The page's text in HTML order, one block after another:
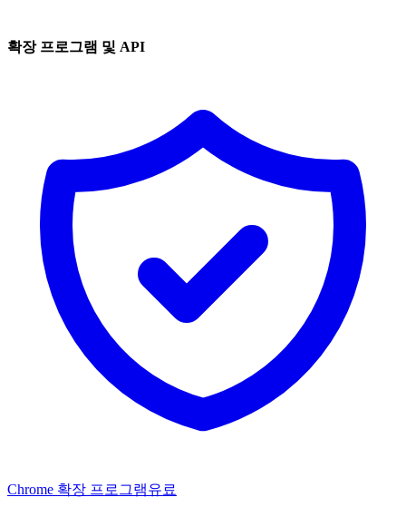
확장 프로그램 및 API
Chrome 확장 프로그램유료